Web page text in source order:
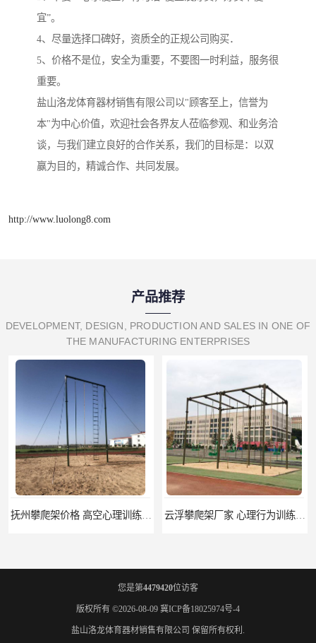
宜”。
4、尽量选择口碑好，资质全的正规公司购买．
5、价格不是位，安全为重要，不要图一时利益，服务很
重要。
盐山洛龙体育器材销售有限公司以"顾客至上，信誉为
本"为中心价值，欢迎社会各界友人莅临参观、和业务洽
谈，与我们建立良好的合作关系，我们的目标是：以双
赢为目的，精诚合作、共同发展。
http://www.luolong8.com
产品推荐
DEVELOPMENT, DESIGN, PRODUCTION AND SALES IN ONE OF
THE MANUFACTURING ENTERPRISES
您是第4479420位访客
版权所有 ©2026-08-09 冀ICP备18025974号-4
盐山洛龙体育器材销售有限公司 保留所有权利.